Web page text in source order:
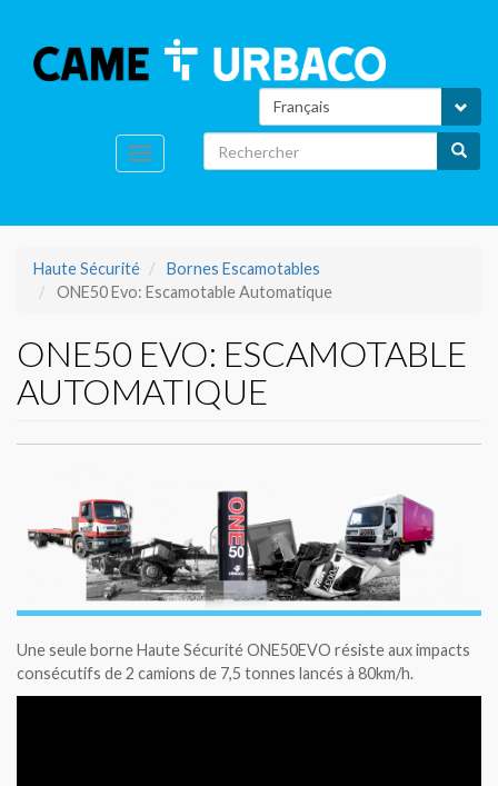
contenu
principal
your
language
Search
Toggle
navigation
Haute Sécurité
Bornes Escamotables
ONE50 Evo: Escamotable Automatique
ONE50 EVO: ESCAMOTABLE
AUTOMATIQUE
Une seule borne Haute Sécurité ONE50EVO résiste aux impacts
consécutifs de 2 camions de 7,5 tonnes lancés à 80km/h.